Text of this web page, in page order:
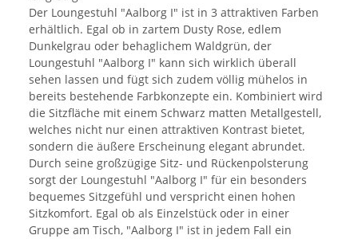
Der Loungestuhl "Aalborg I" ist in 3 attraktiven Farben
erhältlich. Egal ob in zartem Dusty Rose, edlem
Dunkelgrau oder behaglichem Waldgrün, der
Loungestuhl "Aalborg I" kann sich wirklich überall
sehen lassen und fügt sich zudem völlig mühelos in
bereits bestehende Farbkonzepte ein. Kombiniert wird
die Sitzfläche mit einem Schwarz matten Metallgestell,
welches nicht nur einen attraktiven Kontrast bietet,
sondern die äußere Erscheinung elegant abrundet.
Durch seine großzügige Sitz- und Rückenpolsterung
sorgt der Loungestuhl "Aalborg I" für ein besonders
bequemes Sitzgefühl und verspricht einen hohen
Sitzkomfort. Egal ob als Einzelstück oder in einer
Gruppe am Tisch, "Aalborg I" ist in jedem Fall ein